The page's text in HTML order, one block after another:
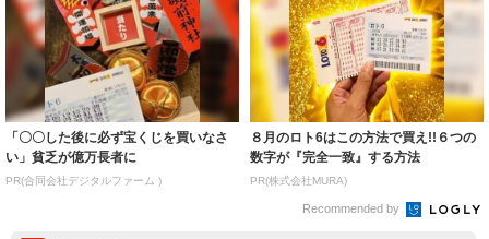
「〇〇した後に必ず宝くじを買いなさ
い」貧乏が億万長者に
PR(合同会社デジタルファーム )
８月のロト6はこの方法で買え!!６つの
数字が『完全一致』する方法
PR(株式会社MURA)
Recommended by
昨日の人気フォトセレクション